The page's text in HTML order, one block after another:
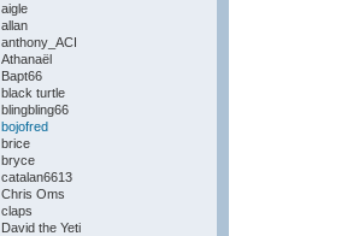
aigle
allan
anthony_ACI
Athanaël
Bapt66
black turtle
blingbling66
bojofred
brice
bryce
catalan6613
Chris Oms
claps
David the Yeti